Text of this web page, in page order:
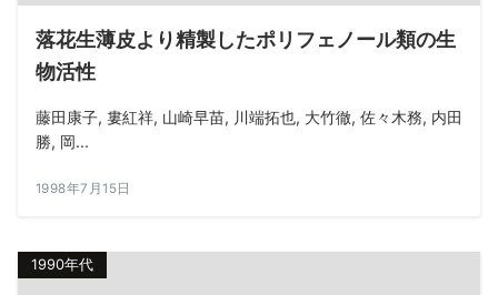
落花生薄皮より精製したポリフェノール類の生
物活性
藤田康子, 婁紅祥, 山崎早苗, 川端拓也, 大竹徹, 佐々木務, 内田
勝, 岡...
1998年7月15日
1990年代